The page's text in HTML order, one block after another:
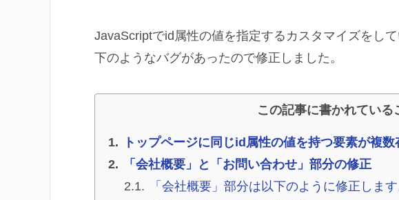
JavaScriptでid属性の値を指定するカスタマイズをし
下のようなバグがあったので修正しました。
この記事に書かれている
トップページに同じid属性の値を持つ要素が複数
「会社概要」と「お問い合わせ」部分の修正
「会社概要」部分は以下のように修正します